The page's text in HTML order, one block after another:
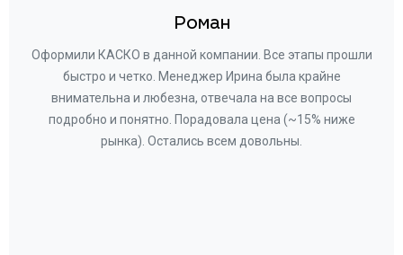
Роман
Оформили КАСКО в данной компании. Все этапы прошли
быстро и четко. Менеджер Ирина была крайне
внимательна и любезна, отвечала на все вопросы
подробно и понятно. Порадовала цена (~15% ниже
рынка). Остались всем довольны.